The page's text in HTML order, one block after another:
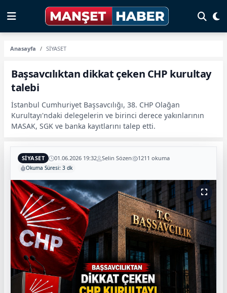
Anasayfa SİYASET
Başsavcılıktan dikkat çeken CHP kurultay
talebi
İstanbul Cumhuriyet Başsavcılığı, 38. CHP Olağan
Kurultayı'ndaki delegelerin ve birinci derece yakınlarının
MASAK, SGK ve banka kayıtlarını talep etti.
SİYASET 01.06.2026 19:32 Selin Sözen 1211 okuma
Okuma Süresi: 3 dk